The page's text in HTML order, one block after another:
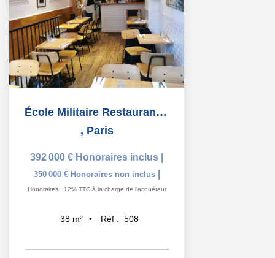
École Militaire Restaurant avec extraction
, Paris
392 000 € Honoraires inclus
350 000 € Honoraires non inclus
Honoraires : 12% TTC à la charge de l'acquéreur
38 m² Réf : 508